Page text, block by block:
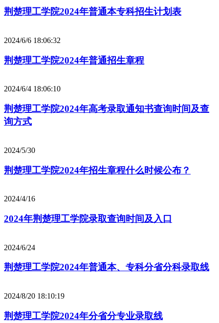
荆楚理工学院2024年普通本专科招生计划表
2024/6/6 18:06:32
荆楚理工学院2024年普通招生章程
2024/6/4 18:06:10
荆楚理工学院2024年高考录取通知书查询时间及查
询方式
2024/5/30
荆楚理工学院2024年招生章程什么时候公布？
2024/4/16
2024年荆楚理工学院录取查询时间及入口
2024/6/24
荆楚理工学院2024年普通本、专科分省分科录取线
2024/8/20 18:10:19
荆楚理工学院2024年分省分专业录取线